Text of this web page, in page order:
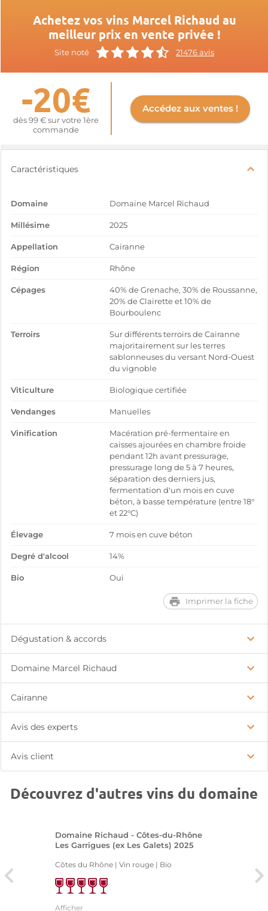
Achetez vos vins Marcel Richaud au
meilleur prix en vente privée !
Site noté 21476 avis
-20€
dès 99 € sur votre 1ère
commande
Accédez aux ventes !
Caractéristiques
Domaine Domaine Marcel Richaud
Millésime 2025
Appellation Cairanne
Région Rhône
Cépages
40% de Grenache, 30% de Roussanne,
20% de Clairette et 10% de
Bourboulenc
Terroirs
Sur différents terroirs de Cairanne
majoritairement sur les terres
sablonneuses du versant Nord-Ouest
du vignoble
Viticulture Biologique certifiée
Vendanges Manuelles
Vinification
Macération pré-fermentaire en
caisses ajourées en chambre froide
pendant 12h avant pressurage,
pressurage long de 5 à 7 heures,
séparation des derniers jus,
fermentation d'un mois en cuve
béton, à basse température (entre 18°
et 22°C)
Élevage 7 mois en cuve béton
Degré d'alcool 14%
Bio Oui
Imprimer la fiche
Dégustation & accords
Domaine Marcel Richaud
Cairanne
Avis des experts
Avis client
Découvrez d'autres vins du domaine
Domaine Richaud - Côtes-du-Rhône
Les Garrigues (ex Les Galets) 2025
Côtes du Rhône | Vin rouge| Bio
Afficher